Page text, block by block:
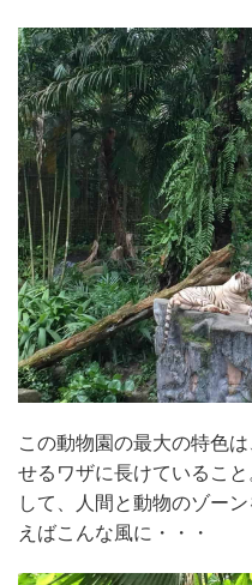
この動物園の最大の特色
せるワザに長けているこ
して、人間と動物のゾー
えばこんな風に・・・